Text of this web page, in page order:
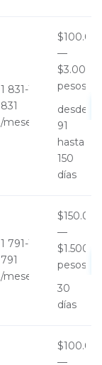
1 831-1
831
/meses
—
pesos
desde
91
hasta
150
días
1 791-1
791
/meses
—
pesos
30
días
—